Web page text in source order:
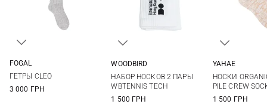
FOGAL
ГЕТРЫ CLEO
3 000 ГРН
WOODBIRD
НАБОР НОСКОВ 2 ПАРЫ
WBTENNIS TECH
1 500 ГРН
YAHAE
НОСКИ
PILE CREW
1 500 ГРН